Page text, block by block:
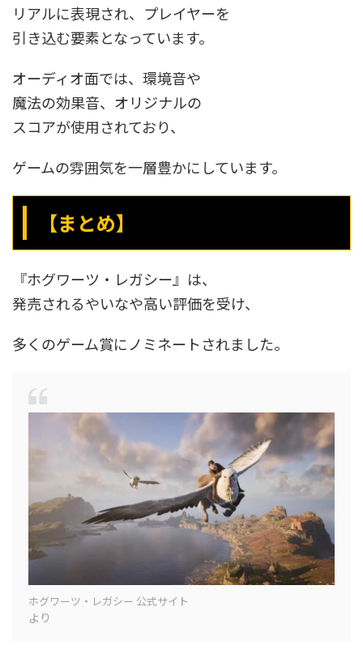
リアルに表現され、プレイヤーを
引き込む要素となっています。
オーディオ面では、環境音や
魔法の効果音、オリジナルの
スコアが使用されており、
ゲームの雰囲気を一層豊かにしています。
【まとめ】
『ホグワーツ・レガシー』は、
発売されるやいなや高い評価を受け、
多くのゲーム賞にノミネートされました。
ホグワーツ・レガシー 公式サイト
より